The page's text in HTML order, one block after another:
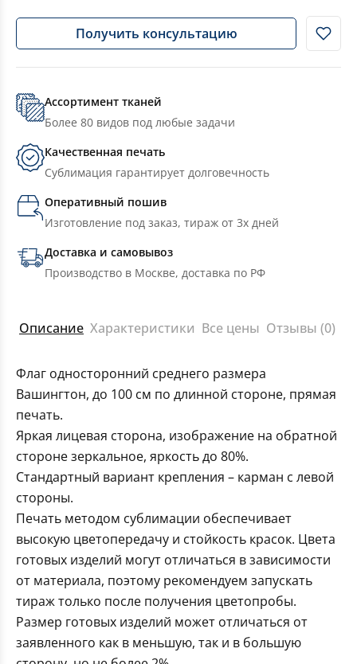
Получить консультацию
Ассортимент тканей
Более 80 видов под любые задачи
Качественная печать
Сублимация гарантирует долговечность
Оперативный пошив
Изготовление под заказ, тираж от 3х дней
Доставка и самовывоз
Производство в Москве, доставка по РФ
Описание Характеристики Все цены Отзывы (0)
Флаг односторонний среднего размера
Вашингтон, до 100 см по длинной стороне, прямая
печать.
Яркая лицевая сторона, изображение на обратной
стороне зеркальное, яркость до 80%.
Стандартный вариант крепления – карман с левой
стороны.
Печать методом сублимации обеспечивает
высокую цветопередачу и стойкость красок. Цвета
готовых изделий могут отличаться в зависимости
от материала, поэтому рекомендуем запускать
тираж только после получения цветопробы.
Размер готовых изделий может отличаться от
заявленного как в меньшую, так и в большую